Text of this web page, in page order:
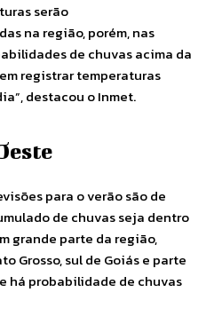
serão
na região, porém, nas
de chuvas acima da
registrar temperaturas
destacou o Inmet.
para o verão são de
de chuvas seja dentro
grande parte da região,
Grosso, sul de Goiás e parte
há probabilidade de chuvas